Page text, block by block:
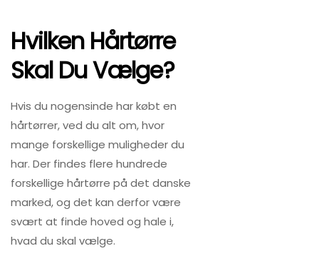
Hvilken Hårtørre
Skal Du Vælge?
Hvis du nogensinde har købt en
hårtørrer, ved du alt om, hvor
mange forskellige muligheder du
har. Der findes flere hundrede
forskellige hårtørre på det danske
marked, og det kan derfor være
svært at finde hoved og hale i,
hvad du skal vælge.